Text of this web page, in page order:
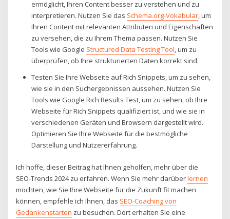
ermöglicht, Ihren Content besser zu verstehen und zu
interpretieren. Nutzen Sie das Schema.org-Vokabular, um
Ihren Content mit relevanten Attributen und Eigenschaften
zu versehen, die zu Ihrem Thema passen. Nutzen Sie
Tools wie Google Structured Data Testing Tool, um zu
überprüfen, ob Ihre strukturierten Daten korrekt sind.
Testen Sie Ihre Webseite auf Rich Snippets, um zu sehen,
wie sie in den Suchergebnissen aussehen. Nutzen Sie
Tools wie Google Rich Results Test, um zu sehen, ob Ihre
Webseite für Rich Snippets qualifiziert ist, und wie sie in
verschiedenen Geräten und Browsern dargestellt wird.
Optimieren Sie Ihre Webseite für die bestmögliche
Darstellung und Nutzererfahrung.
Ich hoffe, dieser Beitrag hat Ihnen geholfen, mehr über die
SEO-Trends 2024 zu erfahren. Wenn Sie mehr darüberlernen
möchten, wie Sie Ihre Webseite für die Zukunft fit machen
können, empfehle ich Ihnen, das SEO-Coaching von
Gedankenstarten zu besuchen. Dort erhalten Sie eine